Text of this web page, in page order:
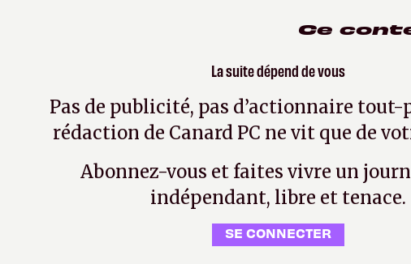
Ce
La suite dépend de vous
Pas de publicité, pas d’actionnaire tout-
rédaction de Canard PC ne vit que de
Abonnez-vous et faites vivre un
indépendant, libre et tenace.
SE CONNECTER